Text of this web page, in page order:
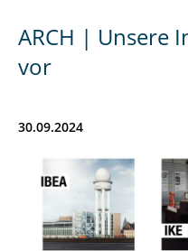
ARCH | Unsere
vor
30.09.2024